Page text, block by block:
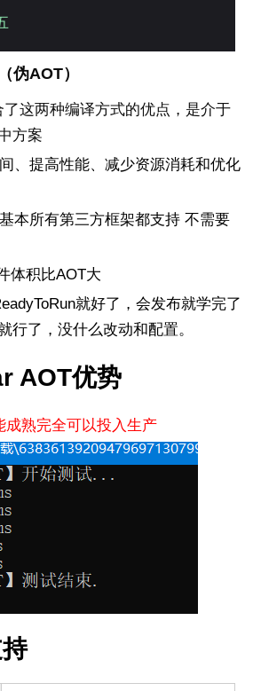
伪AOT）
了这两种编译方式的优点，是介于
方案
、提高性能、减少资源消耗和优化
本所有第三方框架都支持 不需要
体积比AOT大
就好了，会发布就学完了
行了，没什么改动和配置。
AOT优势
成熟完全可以投入生产